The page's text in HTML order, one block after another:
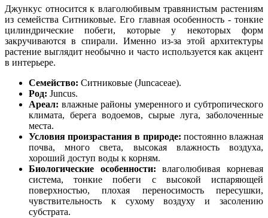
Джункус относится к влаголюбивым травянистым растениям
из семейства Ситниковые. Его главная особенность - тонкие
цилиндрические побеги, которые у некоторых форм
закручиваются в спирали. Именно из-за этой архитектуры
растение выглядит необычно и часто используется как акцент
в интерьере.
Семейство: Ситниковые (Juncaceae).
Род: Juncus.
Ареал: влажные районы умеренного и субтропического
климата, берега водоемов, сырые луга, заболоченные
места.
Условия произрастания в природе: постоянно влажная
почва, много света, высокая влажность воздуха,
хороший доступ воды к корням.
Биологические особенности: влаголюбивая корневая
система, тонкие побеги с высокой испаряющей
поверхностью, плохая переносимость пересушки,
чувствительность к сухому воздуху и засолению
субстрата.